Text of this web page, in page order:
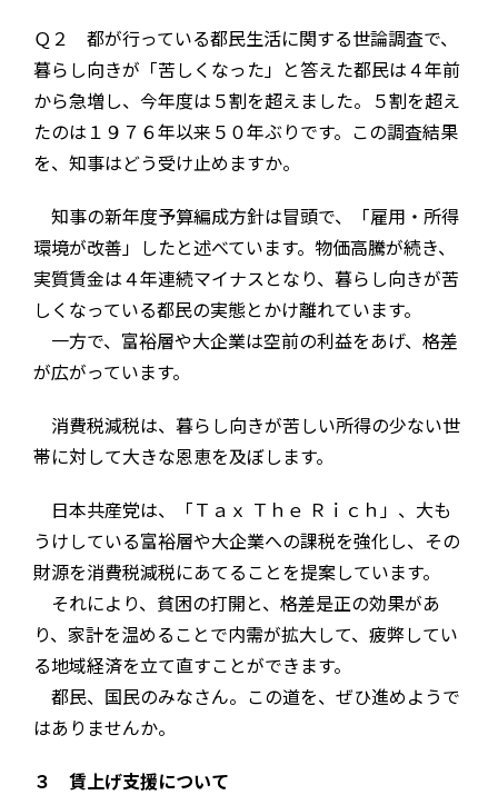
Ｑ２ 都が行っている都民生活に関する世論調査で、
暮らし向きが「苦しくなった」と答えた都民は４年前
から急増し、今年度は５割を超えました。５割を超え
たのは１９７６年以来５０年ぶりです。この調査結果
を、知事はどう受け止めますか。
知事の新年度予算編成方針は冒頭で、「雇用・所得
環境が改善」したと述べています。物価高騰が続き、
実質賃金は４年連続マイナスとなり、暮らし向きが苦
しくなっている都民の実態とかけ離れています。
一方で、富裕層や大企業は空前の利益をあげ、格差
が広がっています。
消費税減税は、暮らし向きが苦しい所得の少ない世
帯に対して大きな恩恵を及ぼします。
日本共産党は、「Ｔａｘ Ｔｈｅ Ｒｉｃｈ」、大も
うけしている富裕層や大企業への課税を強化し、その
財源を消費税減税にあてることを提案しています。
それにより、貧困の打開と、格差是正の効果があ
り、家計を温めることで内需が拡大して、疲弊してい
る地域経済を立て直すことができます。
都民、国民のみなさん。この道を、ぜひ進めようで
はありませんか。
３ 賃上げ支援について